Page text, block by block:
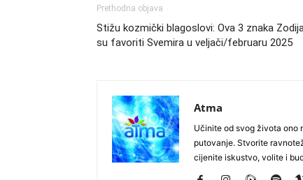
Prethodna objava
Stižu kozmički blagoslovi: Ova 3 znaka
su favoriti Svemira u veljači/februaru 2025
Atma
Učinite od svog života ono
putovanje. Stvorite
cijenite iskustvo, volite i